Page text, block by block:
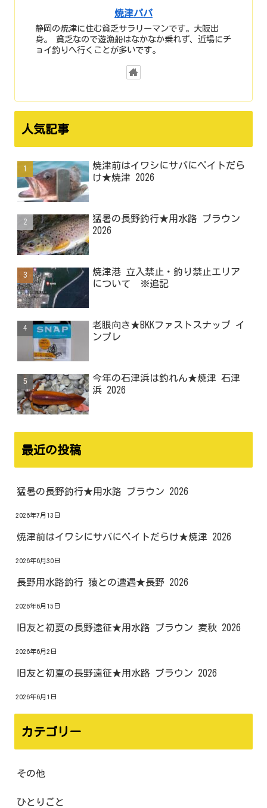
焼津パパ
静岡の焼津に住む貧乏サラリーマンです。大阪出
身。 貧乏なので遊漁船はなかなか乗れず、近場にチ
ョイ釣りへ行くことが多いです。
人気記事
焼津前はイワシにサバにベイトだら
け★焼津 2026
猛暑の長野釣行★用水路 ブラウン
2026
焼津港 立入禁止・釣り禁止エリア
について ※追記
老眼向き★BKKファストスナップ イ
ンプレ
今年の石津浜は釣れん★焼津 石津
浜 2026
最近の投稿
猛暑の長野釣行★用水路 ブラウン 2026
2026年7月13日
焼津前はイワシにサバにベイトだらけ★焼津 2026
2026年6月30日
長野用水路釣行 猿との遭遇★長野 2026
2026年6月15日
旧友と初夏の長野遠征★用水路 ブラウン 麦秋 2026
2026年6月2日
旧友と初夏の長野遠征★用水路 ブラウン 2026
2026年6月1日
カテゴリー
その他
ひとりごと